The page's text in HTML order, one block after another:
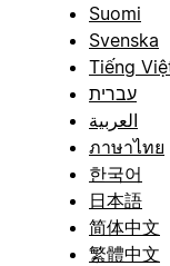
Suomi
Svenska
Tiếng
עברית
العربية
ภาษาไทย
한국어
日本語
简体中文
繁體中文